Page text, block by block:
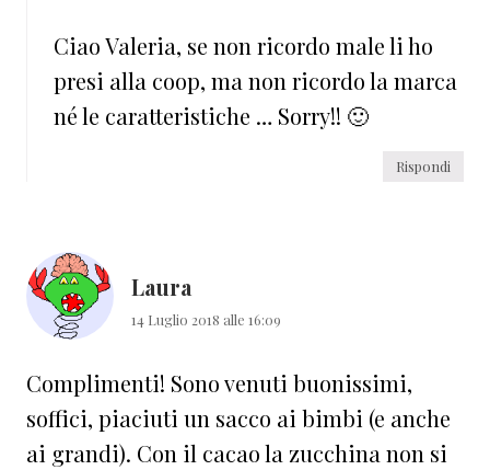
Ciao Valeria, se non ricordo male li ho
presi alla coop, ma non ricordo la marca
né le caratteristiche … Sorry!! 🙂
Rispondi
Laura
14 Luglio 2018 alle 16:09
Complimenti! Sono venuti buonissimi,
soffici, piaciuti un sacco ai bimbi (e anche
ai grandi). Con il cacao la zucchina non si